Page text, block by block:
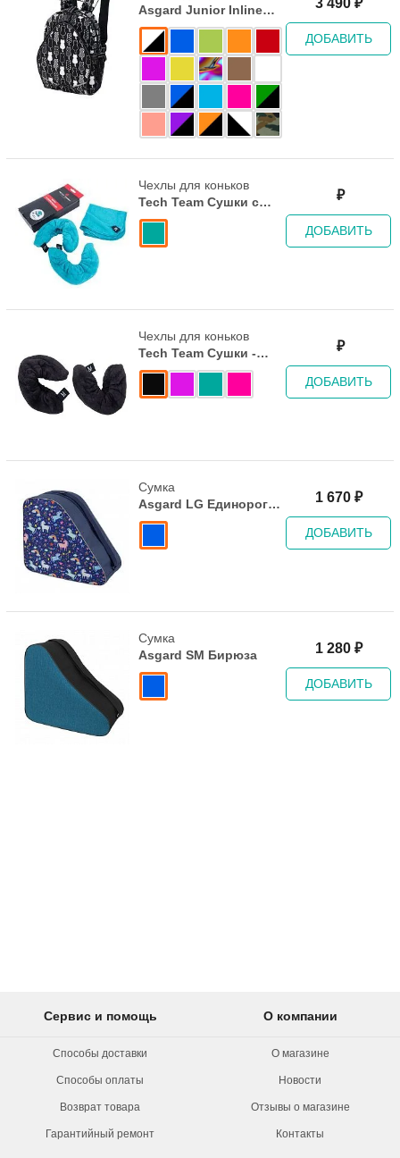
Asgard Junior Inline
Skating Backpack
Коты Румяные Синий -
Серо-голубой
ДОБАВИТЬ
Чехлы для коньков
Tech Team Сушки с
ковриком - Teal
₽
ДОБАВИТЬ
Чехлы для коньков
Tech Team Сушки -
Teal
₽
ДОБАВИТЬ
Сумка
Asgard LG Единороги
синий
1 670₽
ДОБАВИТЬ
Сумка
Asgard SM Бирюза
1 280₽
ДОБАВИТЬ
Сервис и помощь
Способы доставки
Способы оплаты
Возврат товара
Гарантийный ремонт
О компании
О магазине
Новости
Отзывы о магазине
Контакты